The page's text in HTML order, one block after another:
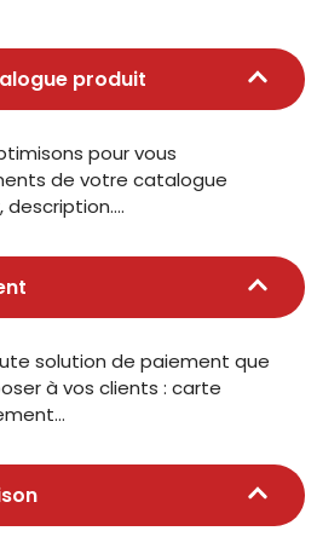
produit
pour vous
de votre catalogue
description….
solution de paiement que
à vos clients : carte